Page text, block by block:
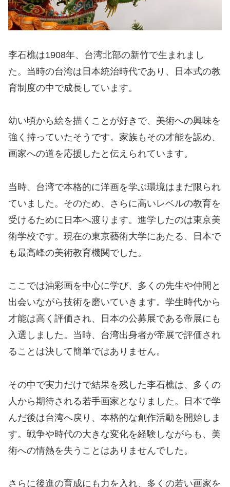
李石樵は1908年、台湾北部の新竹で生まれまし
た。当時の台湾は日本統治時代であり、日本式の教
育制度の中で成長しています。
幼い頃から絵を描くことが好きで、美術への興味を
強く持っていたそうです。家族もその才能を認め、
画家への道を応援したと伝えられています。
当時、台湾で本格的に洋画を学ぶ環境はまだ限られ
ていました。そのため、さらに高いレベルの教育を
受けるために日本へ渡ります。進学したのは東京美
術学校です。現在の東京藝術大学にあたる、日本で
も最高峰の美術教育機関でした。
ここでは油彩画を中心に学び、多くの先生や仲間と
出会いながら技術を磨いていきます。学生時代から
才能は高く評価され、日本の公募展である帝展にも
入選しました。当時、台湾出身者が帝展で評価され
ることは決して簡単ではありません。
その中で実力だけで結果を残した李石樵は、多くの
人から期待される若手画家となりました。日本で学
んだ後は台湾へ戻り、本格的な創作活動を開始しま
す。戦争や時代の大きな変化を経験しながらも、美
術への情熱を失うことはありませんでした。
さらに後進の育成にも力を入れ、多くの若い画家を